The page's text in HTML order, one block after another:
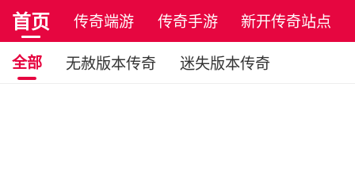
首页 传奇端游 传奇手游
新开传奇站点
正版传奇
全部 无赦版本传奇
迷失版本传奇